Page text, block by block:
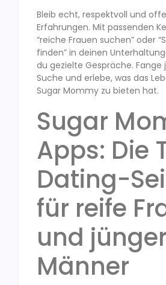
Bleib echt, respektvoll und
Erfahrungen. Mit passenden
“reiche Frauen suchen” oder
finden” in deinen
du gezielte Gespräche.
Suche und erlebe, was das
Sugar Mommy zu bieten hat.
Sugar
Apps: Die
Dating-
für reife
und
Männer